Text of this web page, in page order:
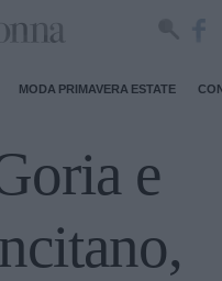
MODA PRIMAVERA ESTATE
e